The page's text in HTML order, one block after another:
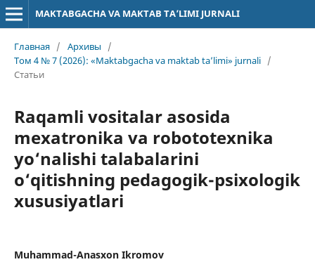
MAKTABGACHA VA MAKTAB TA’LIMI JURNALI
Главная / Архивы
/
Том 4 № 7 (2026): «Maktabgacha va maktab ta’limi» jurnali /
Статьи
Raqamli vositalar asosida
mexatronika va robototexnika
yo‘nalishi talabalarini
o‘qitishning pedagogik-psixologik
xususiyatlari
Muhammad-Anasxon Ikromov